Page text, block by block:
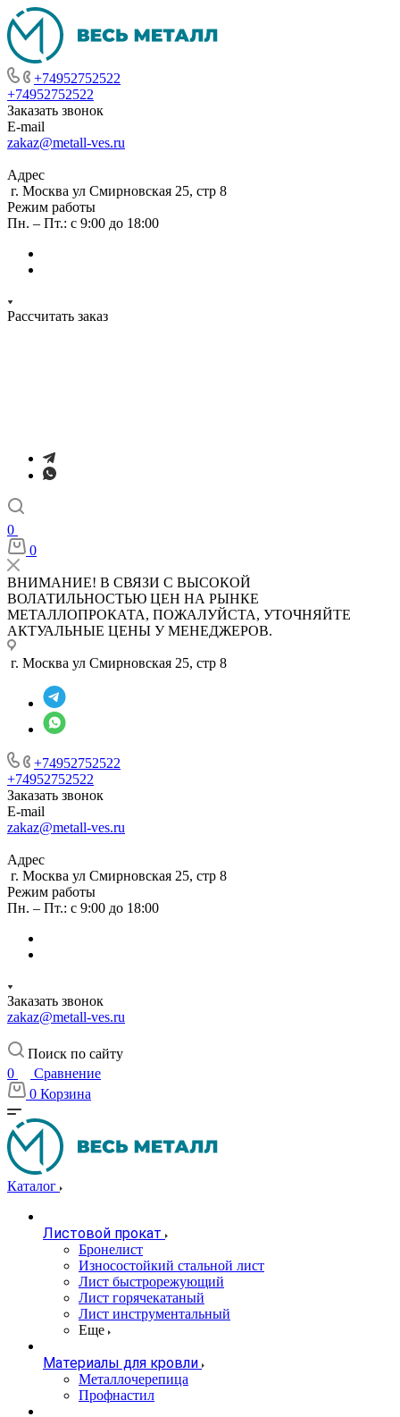
+74952752522
+74952752522
Заказать звонок
E-mail
zakaz@metall-ves.ru
Адрес
г. Москва ул Смирновская 25, стр 8
Режим работы
Пн. – Пт.: с 9:00 до 18:00
Рассчитать заказ
0
0
ВНИМАНИЕ! В СВЯЗИ С ВЫСОКОЙ
ВОЛАТИЛЬНОСТЬЮ ЦЕН НА РЫНКЕ
МЕТАЛЛОПРОКАТА, ПОЖАЛУЙСТА, УТОЧНЯЙТЕ
АКТУАЛЬНЫЕ ЦЕНЫ У МЕНЕДЖЕРОВ.
г. Москва ул Смирновская 25, стр 8
+74952752522
+74952752522
Заказать звонок
E-mail
zakaz@metall-ves.ru
Адрес
г. Москва ул Смирновская 25, стр 8
Режим работы
Пн. – Пт.: с 9:00 до 18:00
Заказать звонок
zakaz@metall-ves.ru
Поиск по сайту
0
Сравнение
0 Корзина
Каталог
Листовой прокат
Бронелист
Износостойкий стальной лист
Лист быстрорежующий
Лист горячекатаный
Лист инструментальный
Еще
Материалы для кровли
Металлочерепица
Профнастил